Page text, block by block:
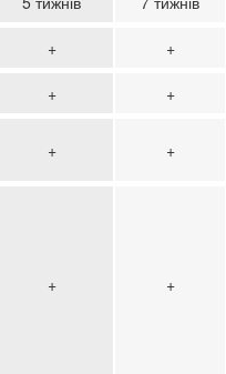
+ +
+ +
+ +
+ +